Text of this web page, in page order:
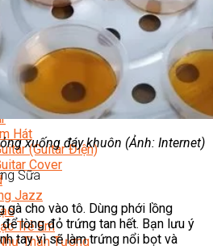
Nghiệp
Hát
Hát
(Guitar Điện)
Cover
Jazz
Trẻ Em
Thần Tượng
xuống đáy khuôn (Ảnh: Internet)
Sữa
gà cho vào tô. Dùng phới lồng
lòng đỏ trứng tan hết. Bạn lưu ý
tay vì sẽ làm trứng nổi bọt và